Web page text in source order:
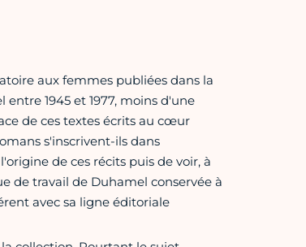
aux femmes publiées dans la
1945 et 1977, moins d'une
de ces textes écrits au cœur
s'inscrivent-ils dans
de ces récits puis de voir, à
de travail de Duhamel conservée à
avec sa ligne éditoriale